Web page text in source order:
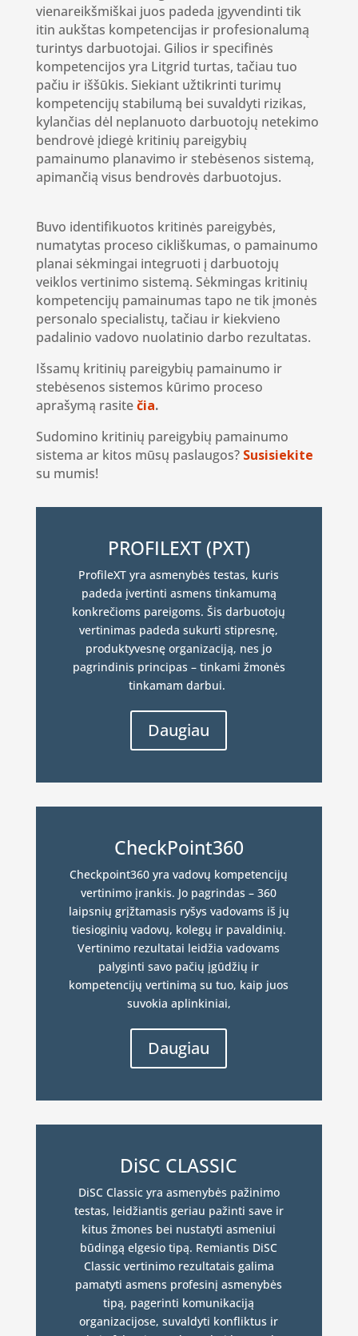
vienareikšmiškai juos padeda įgyvendinti tik
itin aukštas kompetencijas ir profesionalumą
turintys darbuotojai. Gilios ir specifinės
kompetencijos yra Litgrid turtas, tačiau tuo
pačiu ir iššūkis. Siekiant užtikrinti turimų
kompetencijų stabilumą bei suvaldyti rizikas,
kylančias dėl neplanuoto darbuotojų netekimo
bendrovė įdiegė kritinių pareigybių
pamainumo planavimo ir stebėsenos sistemą,
apimančią visus bendrovės darbuotojus.
Buvo identifikuotos kritinės pareigybės,
numatytas proceso cikliškumas, o pamainumo
planai sėkmingai integruoti į darbuotojų
veiklos vertinimo sistemą. Sėkmingas kritinių
kompetencijų pamainumas tapo ne tik įmonės
personalo specialistų, tačiau ir kiekvieno
padalinio vadovo nuolatinio darbo rezultatas.
Išsamų kritinių pareigybių pamainumo ir
stebėsenos sistemos kūrimo proceso
aprašymą rasitečia.
Sudomino kritinių pareigybių pamainumo
sistema ar kitos mūsų paslaugos? Susisiekite
su mumis!
PROFILEXT (PXT)
ProfileXT yra asmenybės testas, kuris
padeda įvertinti asmens tinkamumą
konkrečioms pareigoms. Šis darbuotojų
vertinimas padeda sukurti stipresnę,
produktyvesnę organizaciją, nes jo
pagrindinis principas – tinkami žmonės
tinkamam darbui.
Daugiau
CheckPoint360
Checkpoint360 yra vadovų kompetencijų
vertinimo įrankis. Jo pagrindas – 360
laipsnių grįžtamasis ryšys vadovams iš jų
tiesioginių vadovų, kolegų ir pavaldinių.
Vertinimo rezultatai leidžia vadovams
palyginti savo pačių įgūdžių ir
kompetencijų vertinimą su tuo, kaip juos
suvokia aplinkiniai,
Daugiau
DiSC CLASSIC
DiSC Classic yra asmenybės pažinimo
testas, leidžiantis geriau pažinti save ir
kitus žmones bei nustatyti asmeniui
būdingą elgesio tipą. Remiantis DiSC
Classic vertinimo rezultatais galima
pamatyti asmens profesinį asmenybės
tipą, pagerinti komunikaciją
organizacijose, suvaldyti konfliktus ir